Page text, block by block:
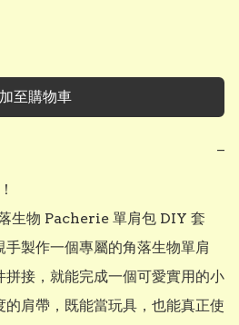
加至購物車
−
生物 Pacherie 單肩包 DIY 套
製作一個專屬的角落生物單肩
接，就能完成一個可愛實用的小
肩帶，既能當玩具，也能真正使